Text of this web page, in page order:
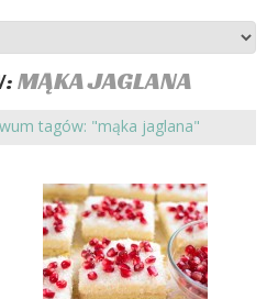
MĄKA JAGLANA
tagów: "mąka jaglana"